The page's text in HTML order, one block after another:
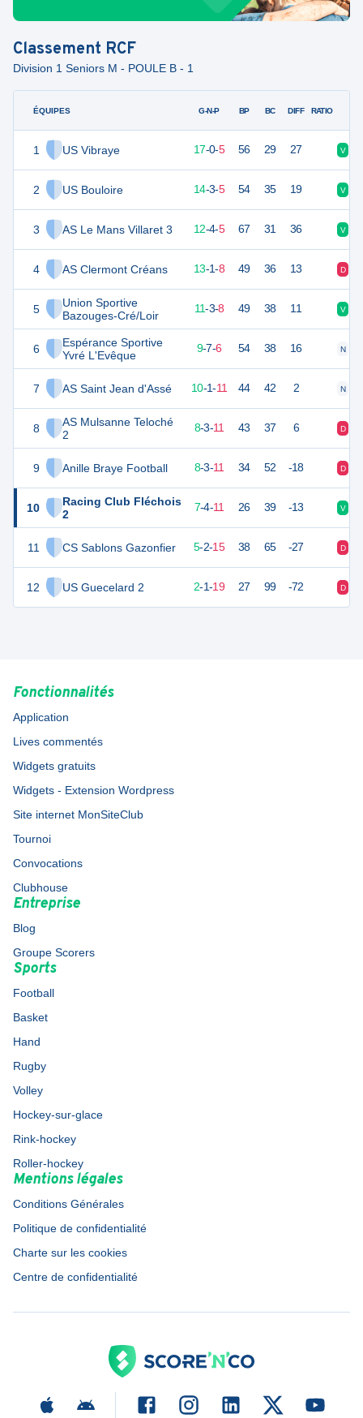
Classement RCF
Division 1 Seniors M - POULE B - 1
ÉQUIPES
1 US Vibraye
2 US Bouloire
3 AS Le Mans Villaret 3
4 AS Clermont Créans
5
Union Sportive
Bazouges-Cré/Loir
6
Espérance Sportive
Yvré L'Evêque
7 AS Saint Jean d'Assé
8
AS Mulsanne Teloché
2
9 Anille Braye Football
10
Racing Club Fléchois
2
11 CS Sablons Gazonfier
12 US Guecelard 2
G-N-P BP BC DIFF RATIO
17-0-5 56 29 27 V
14-3-5 54 35 19 V
39 22 12-4-5 67 31 36 V
38 13-1-8 49 36 13 D
36 11-3-8 49 38 11 V
34 9-7-6 54 38 16 N
30 22 10-1-11 44 42 2 N
27 22 8-3-11 43 37 6 D
27 8-3-11 34 52 -18 D
25 22 7-4-11 26 39 -13 V
15 22 5-2-15 38 65 -27 D
2-1-19 27 99 -72 D
Fonctionnalités
Application
Lives commentés
Widgets gratuits
Widgets - Extension Wordpress
Site internet MonSiteClub
Tournoi
Convocations
Clubhouse
Entreprise
Blog
Groupe Scorers
Sports
Football
Basket
Hand
Rugby
Volley
Hockey-sur-glace
Rink-hockey
Roller-hockey
Mentions légales
Conditions Générales
Politique de confidentialité
Charte sur les cookies
Centre de confidentialité